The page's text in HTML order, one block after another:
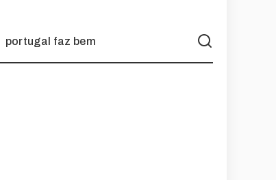
portugal faz bem